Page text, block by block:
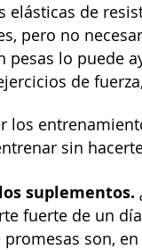
elásticas de
pero no
pesas lo puede
de
los
sin
suplementos.
fuerte de un
son,